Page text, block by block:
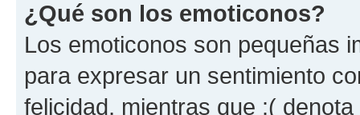
¿Qué son los emoticonos?
Los emoticonos son pequeñas
para expresar un sentimiento
felicidad, mientras que :(